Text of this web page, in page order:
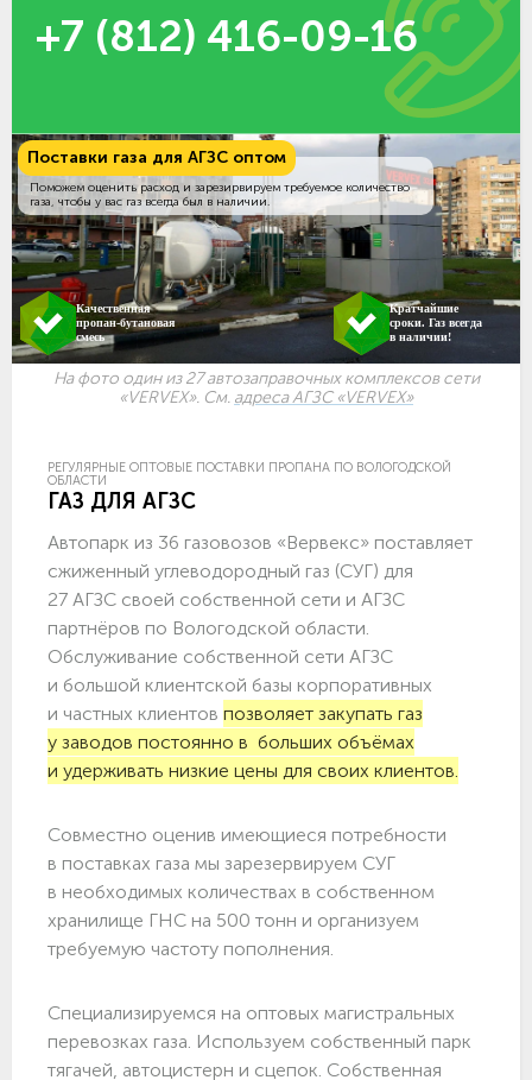
+7 (812) 416-09-16
Поставки газа для АГЗС оптом
Поможем оценить расход и зарезирвируем требуемое количество
газа, чтобы у вас газ всегда был в наличии.
Качественная
пропан-бутановая
смесь
Кратчайшие
сроки. Газ всегда
в наличии!
На фото один из 27 автозаправочных комплексов сети
«VERVEX». См. адреса АГЗС «VERVEX»
РЕГУЛЯРНЫЕ ОПТОВЫЕ ПОСТАВКИ ПРОПАНА ПО ВОЛОГОДСКОЙ
ОБЛАСТИ
ГАЗ ДЛЯ АГЗС
Автопарк из 36 газовозов «Вервекс» поставляет
сжиженный углеводородный газ (СУГ) для
27 АГЗС своей собственной сети и АГЗС
партнёров по Вологодской области.
Обслуживание собственной сети АГЗС
и большой клиентской базы корпоративных
и частных клиентов позволяет закупать газ
у заводов постоянно в больших объёмах
и удерживать низкие цены для своих клиентов.
Совместно оценив имеющиеся потребности
в поставках газа мы зарезервируем СУГ
в необходимых количествах в собственном
хранилище ГНС на 500 тонн и организуем
требуемую частоту пополнения.
Специализируемся на оптовых магистральных
перевозках газа. Используем собственный парк
тягачей, автоцистерн и сцепок. Собственная